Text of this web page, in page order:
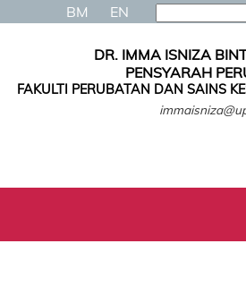
BM EN
DR. IMMA ISNIZA
PENSYARAH
FAKULTI PERUBATAN DAN SAINS